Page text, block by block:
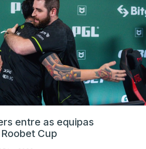
entre as equipas
Cup